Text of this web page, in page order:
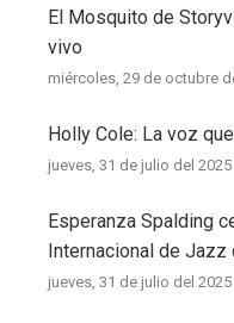
El Mosquito de
vivo
miércoles, 29 de octubre
Holly Cole: La voz
jueves, 31 de julio del 2025
Esperanza Spalding
Internacional de Jazz
jueves, 31 de julio del 2025